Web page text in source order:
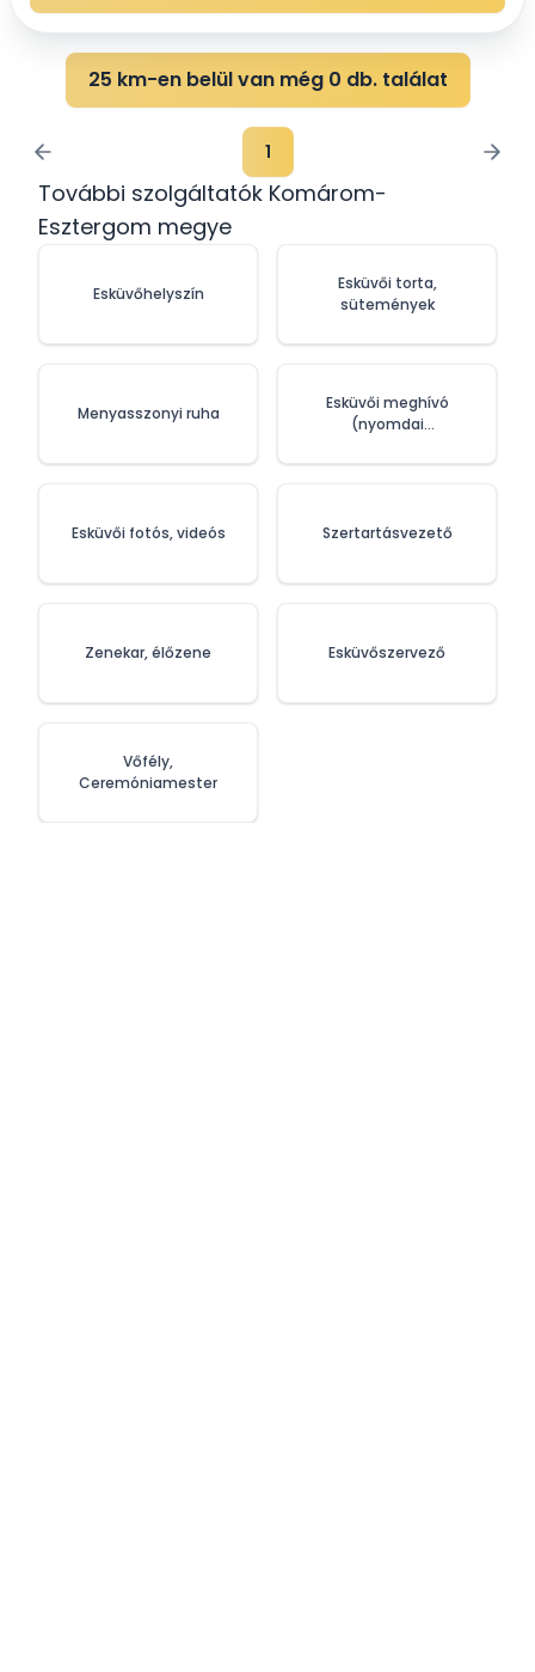
25 km-en belül van még 0 db. találat
1
További szolgáltatók Komárom-
Esztergom megye
Esküvőhelyszín
Menyasszonyi ruha
Esküvői fotós, videós
Zenekar, élőzene
Vőfély,
Ceremóniamester
Esküvői torta,
sütemények
Esküvői meghívó
(nyomdai
Szertartásvezető
Esküvőszervező